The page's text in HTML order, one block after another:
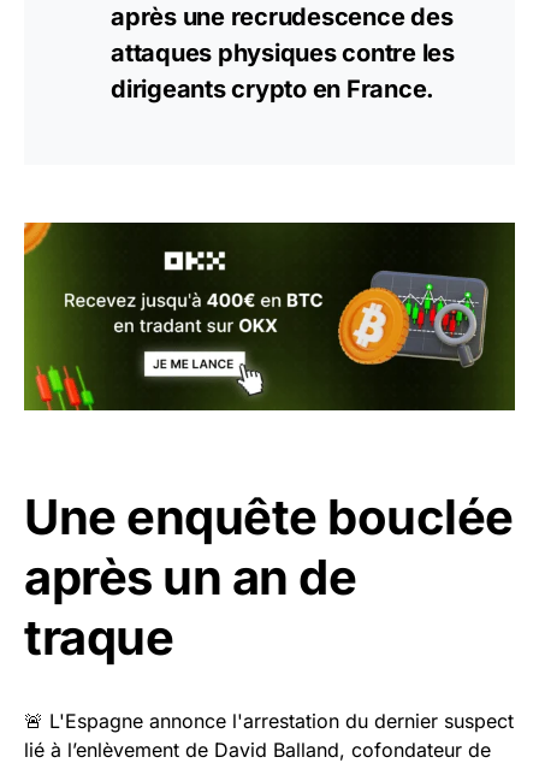
après une recrudescence des
attaques physiques contre les
dirigeantscryptoen France.
Une enquête bouclée
après un an de
traque
🚨 L'Espagne annonce l'arrestation du dernier suspect
lié à l’enlèvement de David Balland, cofondateur de